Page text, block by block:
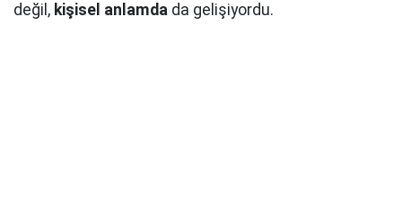
değil, kişisel anlamda da gelişiyordu.